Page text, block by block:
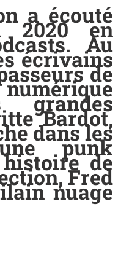
a écouté
2020 en
Au
écrivains
de
grandes
Bardot,
dans les
punk
de
Fred
nuage